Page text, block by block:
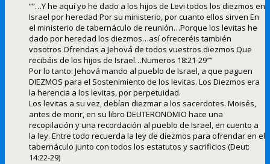
“”…Y he aquí yo he dado a los hijos de Levi todos los diezmos en
Israel por heredad Por su ministerio, por cuanto ellos sirven En
el ministerio de tabernáculo de reunión…Porque los levitas he
dado por heredad los diezmos…así ofreceréis también
vosotros Ofrendas a Jehová de todos vuestros diezmos Que
recibáis de los hijos de Israel…Numeros 18:21-29″”
Por lo tanto: Jehová mando al pueblo de Israel, a que paguen
DIEZMOS para el Sostenimiento de los levitas. Los Diezmos era
la herencia a los levitas, por perpetuidad.
Los levitas a su vez, debían diezmar a los sacerdotes. Moisés,
antes de morir, en su libro DEUTERONOMIO hace una
recopilación y una recordación al pueblo de Israel, en cuento a
la ley. Entre todo recuerda la ley de diezmos para ofrendar en el
tabernáculo junto con todos los estatutos y sacrificios (Deut:
14:22-29)